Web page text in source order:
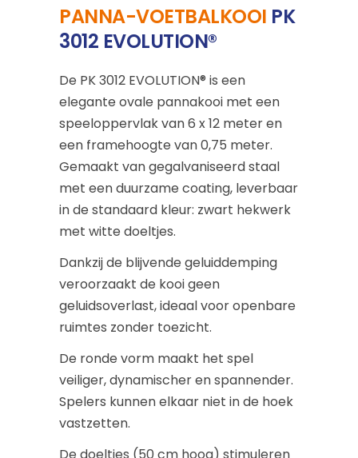
PANNA-VOETBALKOOI PK
3012 EVOLUTION®
De PK 3012 EVOLUTION® is een
elegante ovale pannakooi met een
speeloppervlak van 6 x 12 meter en
een framehoogte van 0,75 meter.
Gemaakt van gegalvaniseerd staal
met een duurzame coating, leverbaar
in de standaard kleur: zwart hekwerk
met witte doeltjes.
Dankzij de blijvende geluiddemping
veroorzaakt de kooi geen
geluidsoverlast, ideaal voor openbare
ruimtes zonder toezicht.
De ronde vorm maakt het spel
veiliger, dynamischer en spannender.
Spelers kunnen elkaar niet in de hoek
vastzetten.